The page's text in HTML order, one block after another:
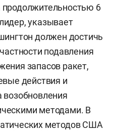
6
указывает
должен достичь
подавления
запасов ракет,
действия и
возобновления
методами. В
методов США